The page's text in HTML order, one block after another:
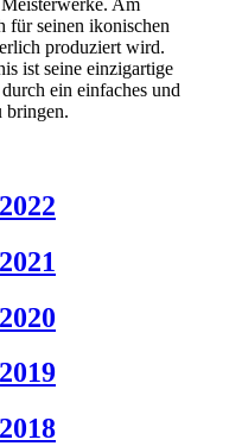
für seinen ikonischen
produziert wird.
ist seine einzigartige
ein einfaches und
bringen.